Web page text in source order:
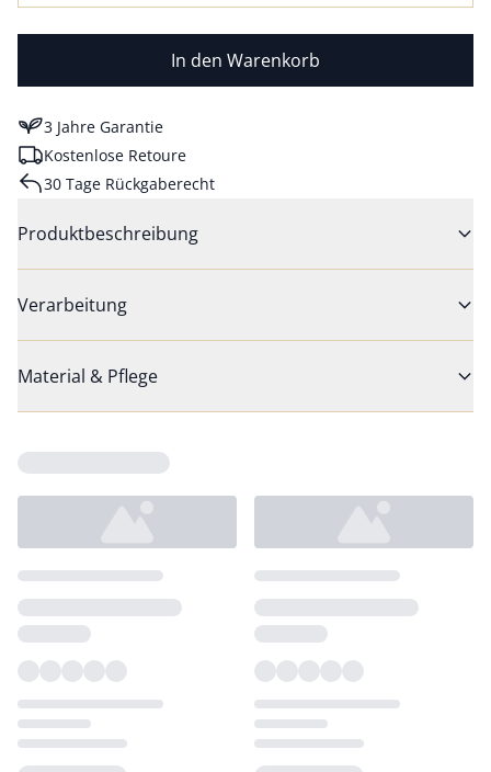
In den Warenkorb
3 Jahre Garantie
Kostenlose Retoure
30 Tage Rückgaberecht
Produktbeschreibung
Verarbeitung
Material & Pflege